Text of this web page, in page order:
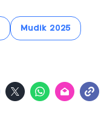
Mudik 2025